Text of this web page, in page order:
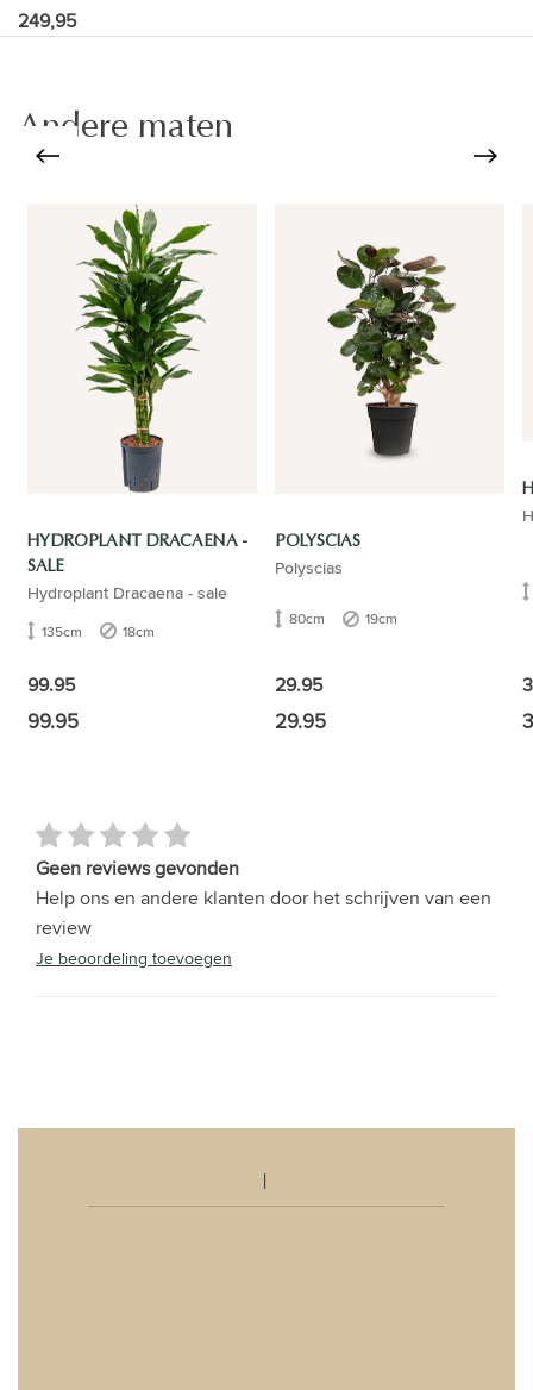
249,95
Andere maten
HYDROPLANT DRACAENA -
SALE
Hydroplant Dracaena - sale
135cm 18cm
99.95
99.95
POLYSCIAS
Polyscias
80cm 19cm
29.95
29.95
Geen reviews gevonden
Help ons en andere klanten door het schrijven van een
review
Je beoordeling toevoegen